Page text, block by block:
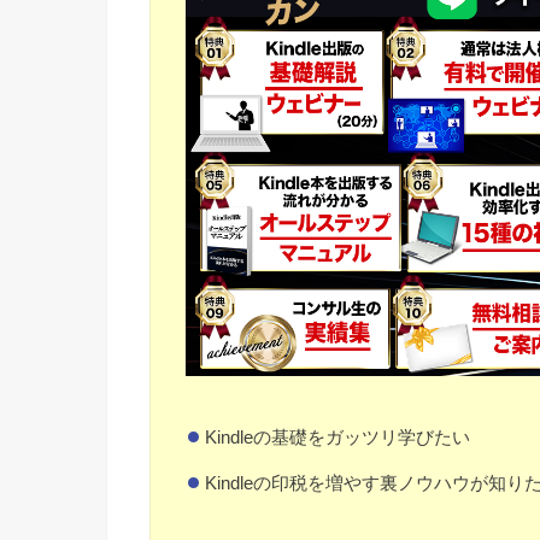
Kindleの基礎をガッツリ学びたい
Kindleの印税を増やす裏ノウハウが知り